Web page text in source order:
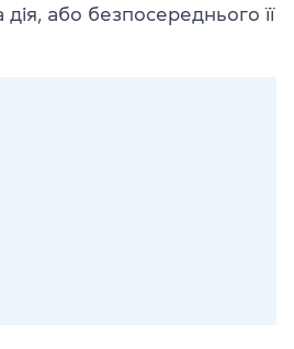
або безпосереднього її